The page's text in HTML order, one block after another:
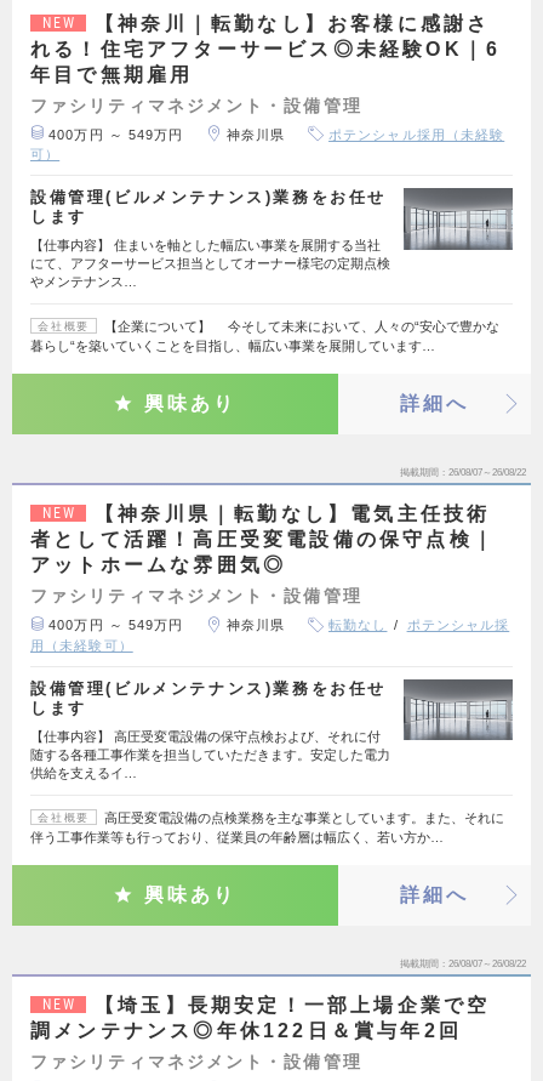
NEW
【神奈川｜転勤なし】お客様に感謝さ
れる！住宅アフターサービス◎未経験OK｜6
年目で無期雇用
ファシリティマネジメント・設備管理
400万円 ～ 549万円 神奈川県
ポテンシャル採用（未経験
可）
設備管理(ビルメンテナンス)業務をお任せ
します
【仕事内容】 住まいを軸とした幅広い事業を展開する当社
にて、アフターサービス担当としてオーナー様宅の定期点検
やメンテナンス…
会社概要
【企業について】 今そして未来において、人々の“安心で豊かな
暮らし“を築いていくことを目指し、幅広い事業を展開しています…
興味あり 詳細へ
掲載期間 26/08/07～26/08/22
NEW
【神奈川県｜転勤なし】電気主任技術
者として活躍！高圧受変電設備の保守点検｜
アットホームな雰囲気◎
ファシリティマネジメント・設備管理
400万円 ～ 549万円 神奈川県 転勤なし
ポテンシャル採
用（未経験可）
設備管理(ビルメンテナンス)業務をお任せ
します
【仕事内容】 高圧受変電設備の保守点検および、それに付
随する各種工事作業を担当していただきます。安定した電力
供給を支えるイ…
会社概要
高圧受変電設備の点検業務を主な事業としています。また、それに
伴う工事作業等も行っており、従業員の年齢層は幅広く、若い方か…
興味あり 詳細へ
掲載期間 26/08/07～26/08/22
NEW
【埼玉】長期安定！一部上場企業で空
調メンテナンス◎年休122日＆賞与年2回
ファシリティマネジメント・設備管理